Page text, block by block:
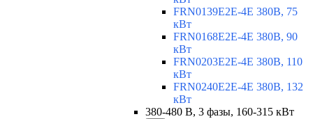
FRN0139E2E-4E 380В, 75
кВт
FRN0168E2E-4E 380В, 90
кВт
FRN0203E2E-4E 380В, 110
кВт
FRN0240E2E-4E 380В, 132
кВт
380-480 В, 3 фазы, 160-315 кВт